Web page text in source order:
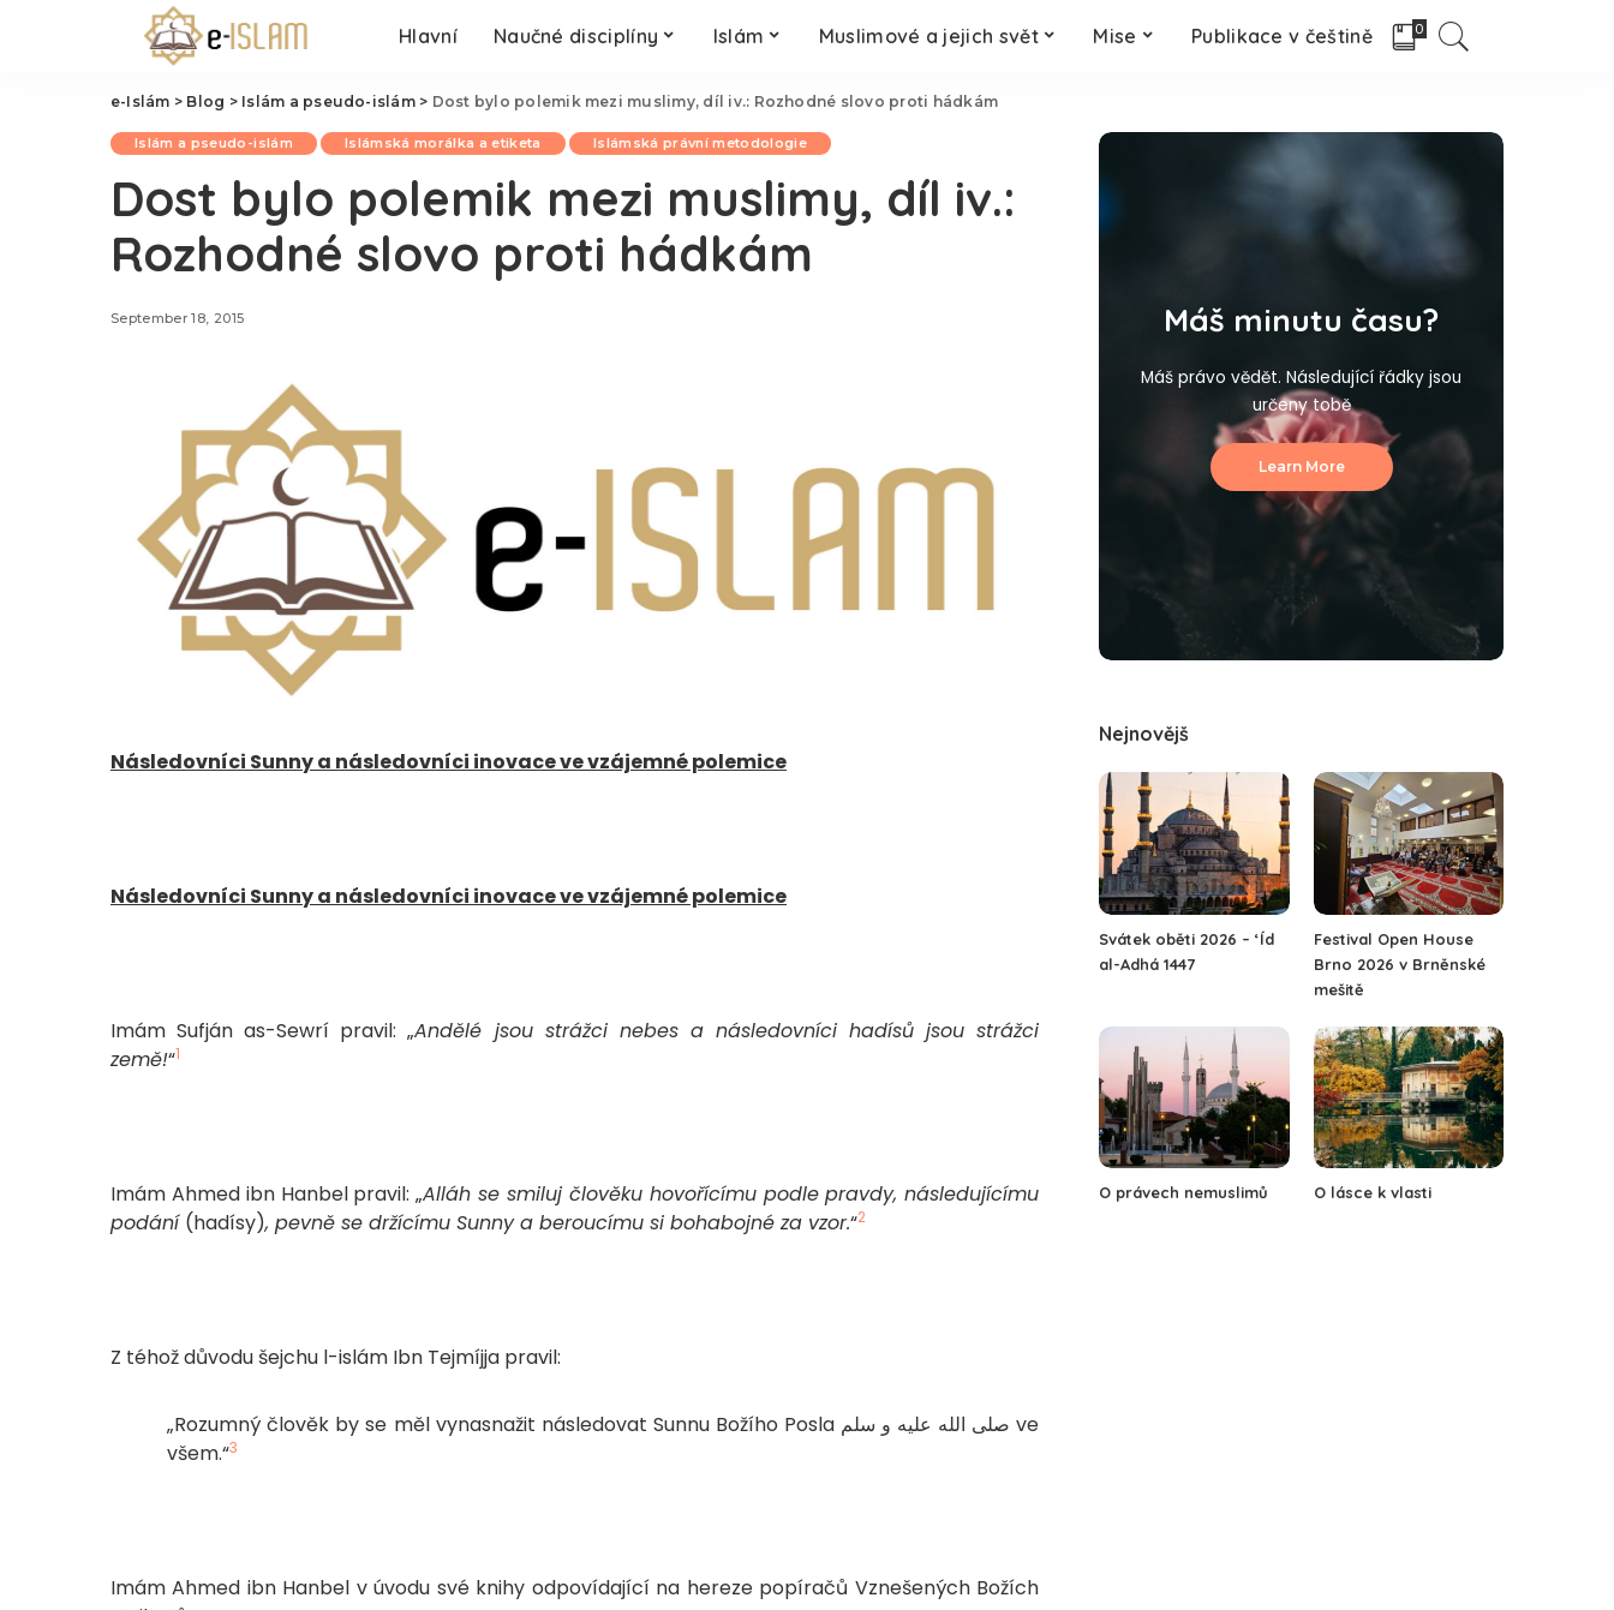
Hlavní Naučné disciplíny Islám Muslimové a jejich svět Mise Publikace v češtině 0
e-Islám > Blog > Islám a pseudo-islám> Dost bylo polemik mezi muslimy, díl iv.: Rozhodné slovo proti hádkám
Islám a pseudo-islám Islámská morálka a etiketa Islámská právní metodologie
Dost bylo polemik mezi muslimy, díl iv.:
Rozhodné slovo proti hádkám
September 18, 2015
Následovníci Sunny a následovníci inovace ve vzájemné polemice
Následovníci Sunny a následovníci inovace ve vzájemné polemice
Imám Sufján as-Sewrí pravil: „Andělé jsou strážci nebes a následovníci hadísů jsou strážci
země!“1
Imám Ahmed ibn Hanbel pravil: „Alláh se smiluj člověku hovořícímu podle pravdy, následujícímu
podání (hadísy), pevně se držícímu Sunny a beroucímu si bohabojné za vzor.“2
Z téhož důvodu šejchu l-islám Ibn Tejmíjja pravil:
„Rozumný člověk by se měl vynasnažit následovat Sunnu Božího Posla صلى الله عليه و سلم ve
všem.“3
Imám Ahmed ibn Hanbel v úvodu své knihy odpovídající na hereze popíračů Vznešených Božích
Máš minutu času?
Máš právo vědět. Následující řádky jsou
určeny tobě
Learn More
Nejnovějš
Svátek oběti 2026 – ‘Íd
al-Adhá 1447
Festival Open House
Brno 2026 v Brněnské
mešitě
O právech nemuslimů O lásce k vlasti